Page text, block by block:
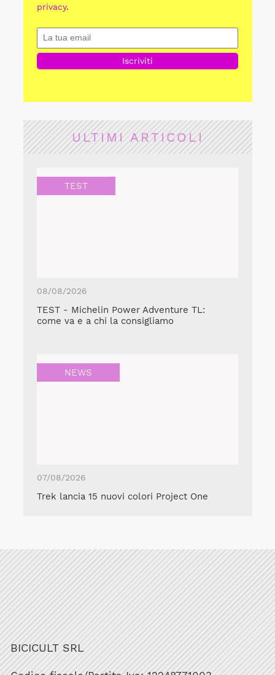
privacy.
ULTIMI ARTICOLI
TEST
08/08/2026
TEST - Michelin Power Adventure TL:
come va e a chi la consigliamo
NEWS
07/08/2026
Trek lancia 15 nuovi colori Project One
BICICULT SRL